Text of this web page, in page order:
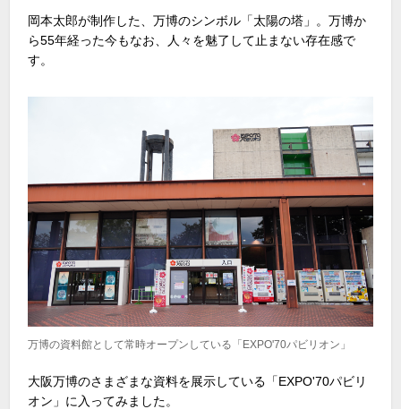
岡本太郎が制作した、万博のシンボル「太陽の塔」。万博か
ら55年経った今もなお、人々を魅了して止まない存在感で
す。
万博の資料館として常時オープンしている「EXPO'70パビリオン」
大阪万博のさまざまな資料を展示している「EXPO'70パビリ
オン」に入ってみました。